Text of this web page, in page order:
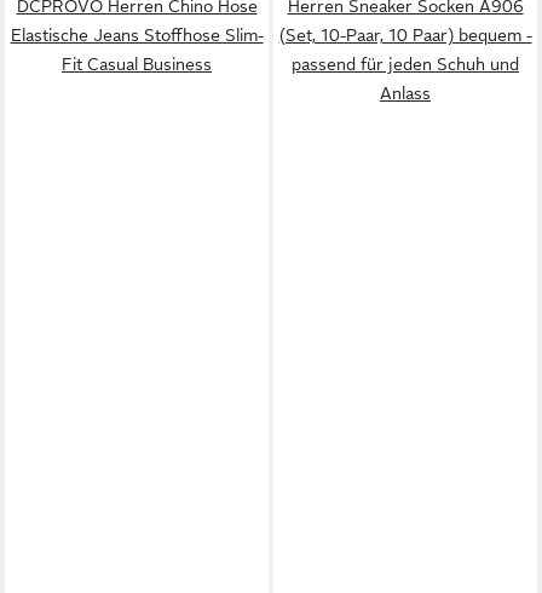
DCPROVO Herren Chino Hose
Elastische Jeans Stoffhose Slim-
Fit Casual Business
Herren Sneaker Socken A906
(Set, 10-Paar, 10 Paar) bequem -
passend für jeden Schuh und
Anlass